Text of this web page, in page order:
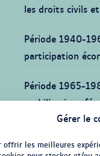
Gérer le
offrir les meilleures
les droits civils
Période 1940-
participation
Période 1965-
mobilisations
femmes vers